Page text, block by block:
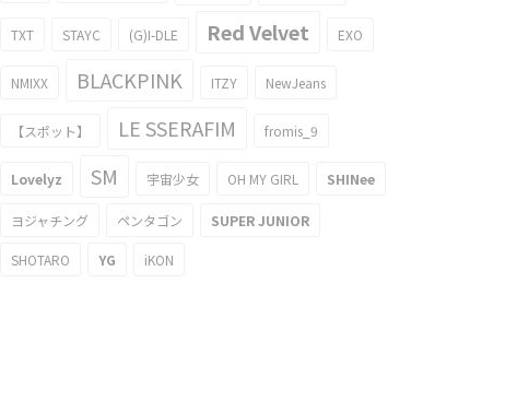
TXT STAYC (G)I-DLE Red Velvet EXO
NMIXX BLACKPINK ITZY NewJeans
【スポット】 LE SSERAFIM fromis_9
Lovelyz SM 宇宙少女 OH MY GIRL SHINee
ヨジャチング ペンタゴン SUPER JUNIOR
SHOTARO YG iKON